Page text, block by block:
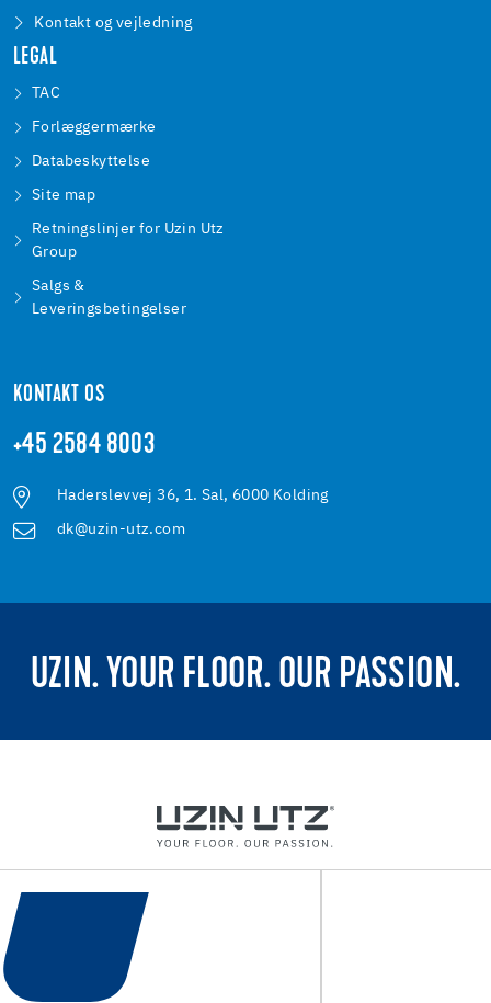
Kontakt og vejledning
LEGAL
TAC
Forlæggermærke
Databeskyttelse
Site map
Retningslinjer for Uzin Utz
Group
Salgs &
Leveringsbetingelser
KONTAKT OS
+45 2584 8003
Haderslevvej 36, 1. Sal, 6000 Kolding
dk@uzin-utz.com
UZIN. YOUR FLOOR. OUR PASSION.